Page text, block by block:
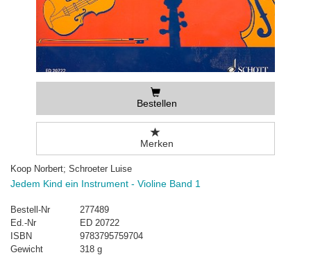
Bestellen
Merken
Koop Norbert; Schroeter Luise
Jedem Kind ein Instrument - Violine Band 1
Bestell-Nr
277489
Ed.-Nr
ED 20722
ISBN
9783795759704
Gewicht
318 g